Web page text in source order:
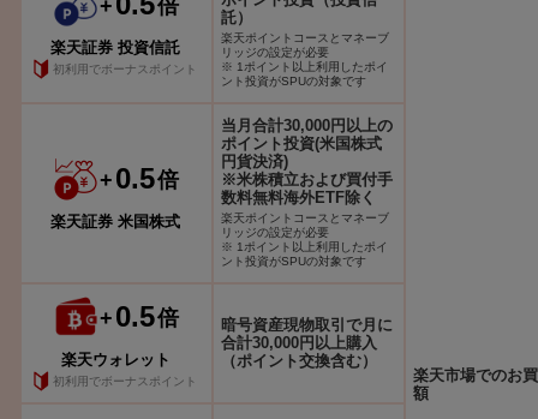
+ 倍
楽天証券 投資信託
初利用でボーナスポイント
+ 0.5倍
楽天証券 米国株式
+ 0.5倍
楽天ウォレット
初利用でボーナスポイント
託）
楽天ポイントコースとマネーブ
リッジの設定が必要
※ 1ポイント以上利用したポイ
ント投資がSPUの対象です
当月合計30,000円以上の
ポイント投資(米国株式
円貨決済)
※米株積立および買付手
数料無料海外ETF除く
楽天ポイントコースとマネーブ
リッジの設定が必要
※ 1ポイント以上利用したポイ
ント投資がSPUの対象です
暗号資産現物取引で月に
合計30,000円以上購入
（ポイント交換含む）
楽天市場でのお
額